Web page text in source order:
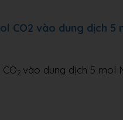
CO2 vào dung dịch 5
2 vào dung dịch 5 mol